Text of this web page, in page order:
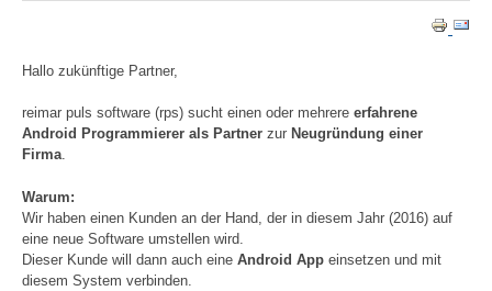
Hallo zukünftige Partner,
reimar puls software (rps) sucht einen oder mehrere erfahrene
Android Programmierer als Partner zur Neugründung einer
Firma.
Warum:
Wir haben einen Kunden an der Hand, der in diesem Jahr (2016) auf
eine neue Software umstellen wird.
Dieser Kunde will dann auch eine Android App einsetzen und mit
diesem System verbinden.